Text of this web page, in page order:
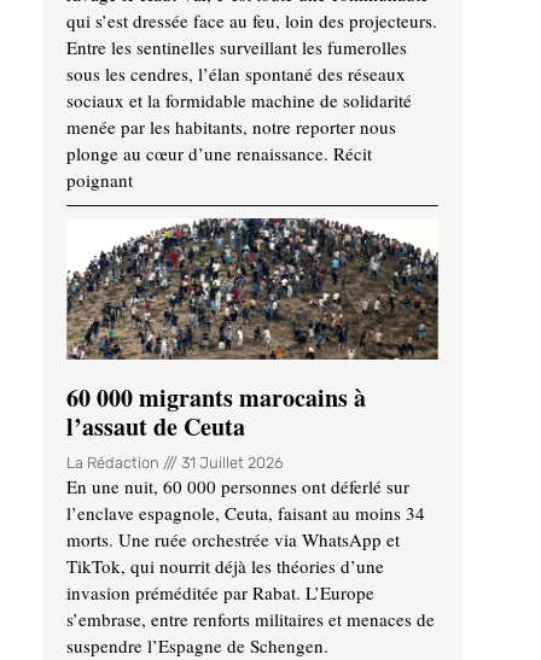
qui s’est dressée face au feu, loin des projecteurs.
Entre les sentinelles surveillant les fumerolles
sous les cendres, l’élan spontané des réseaux
sociaux et la formidable machine de solidarité
menée par les habitants, notre reporter nous
plonge au cœur d’une renaissance. Récit
poignant
60 000 migrants marocains à
l’assaut de Ceuta
La Rédaction 31 Juillet 2026
En une nuit, 60 000 personnes ont déferlé sur
l’enclave espagnole, Ceuta, faisant au moins 34
morts. Une ruée orchestrée via WhatsApp et
TikTok, qui nourrit déjà les théories d’une
invasion préméditée par Rabat. L’Europe
s’embrase, entre renforts militaires et menaces de
suspendre l’Espagne de Schengen.